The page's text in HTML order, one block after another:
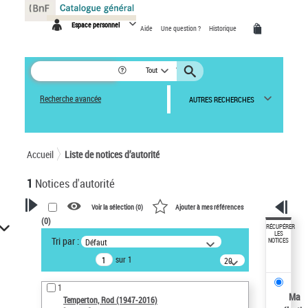
Espace personnel Aide Une question ? Historique
Tout
Recherche avancée AUTRES RECHERCHES
Accueil Liste de notices d’autorité
1 Notices d'autorité
VOTRE RECHERCHE
Recherche avancée dans les
notices d’autorité
Œuvres liées à l'auteur :
Temperton, Rod (1947-2016)
Voir la sélection (0) Ajouter à mes références
(0)
Tri par : Défaut
sur 1
20
résultats/page
1
Temperton, Rod (1947-2016)
RÉCUPÉRER
LES
NOTICES
Ma
Panneau de gestion des cookies